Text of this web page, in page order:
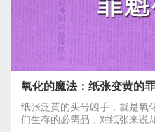
氧化的魔法：纸张变黄的
纸张泛黄的头号凶手，就是氧
们生存的必需品，对纸张来说